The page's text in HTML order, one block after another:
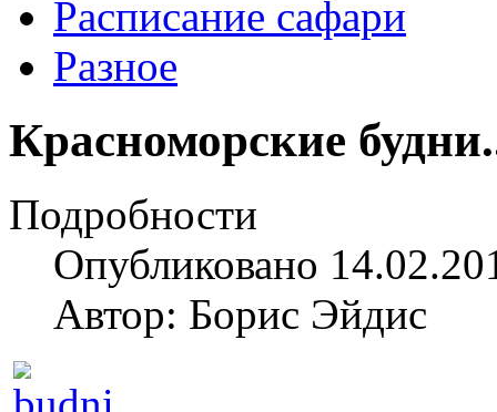
Расписание сафари
Разное
Красноморские
Подробности
Опубликовано
Автор: Борис Эйдис